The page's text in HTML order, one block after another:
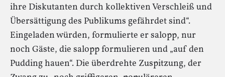
ihre Diskutanten durch kollektiven Verschleiß und
Übersättigung des Publikums gefährdet sind“.
Eingeladen würden, formulierte er salopp, nur
noch Gäste, die salopp formulieren und „auf den
Pudding hauen“. Die überdrehte Zuspitzung, der